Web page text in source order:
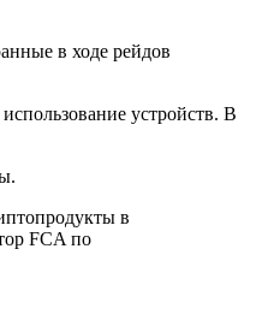
в ходе рейдов
устройств. В
в
FCA по